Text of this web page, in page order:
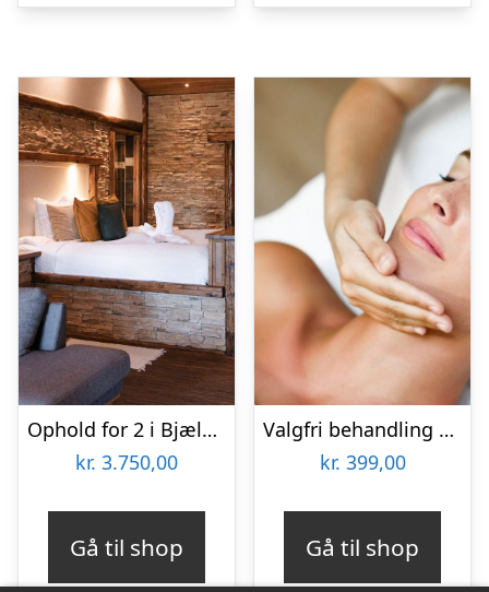
Ophold for 2 i Bjælkesuite hos Ribehøj
kr. 3.750,00
Gå til shop
Valgfri behandling hos Lash Care
kr. 399,00
Gå til shop